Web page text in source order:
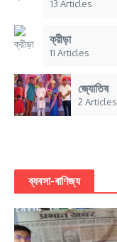
13 Articles
ক্রীড়া
11 Articles
জ্যোতিষ
2 Articles
ব্যবসা-বাণিজ্য